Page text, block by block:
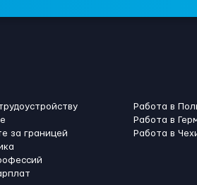
за границей
Работа в
Работа в
Работа в